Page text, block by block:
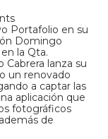
Portafolio en su
Domingo
la Qta.
lanza su
un renovado
a captar las
aplicación que
fotográficos
de